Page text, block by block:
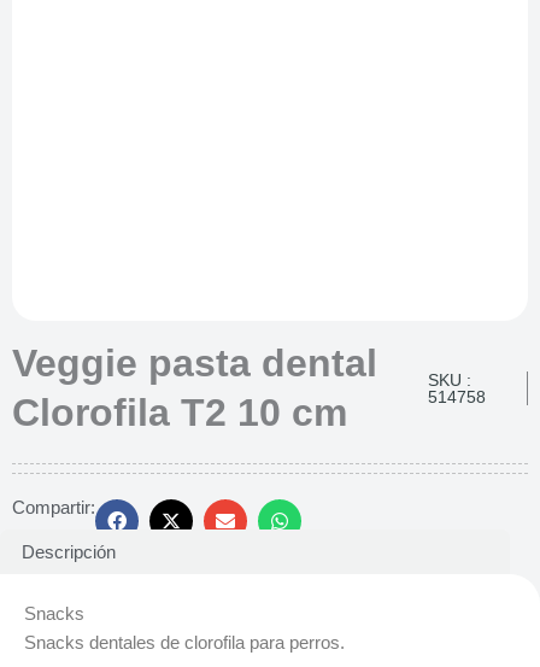
Veggie pasta dental
Clorofila T2 10 cm
SKU :
514758
Compartir:
Descripción
Snacks
Snacks dentales de clorofila para perros.